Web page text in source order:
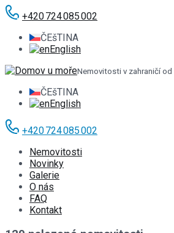
+420 724 085 002
ČEšTINA
English
Nemovitosti v zahraničí od
ČEšTINA
English
+420 724 085 002
Nemovitosti
Novinky
Galerie
O nás
FAQ
Kontakt